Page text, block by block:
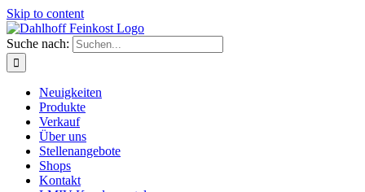
Skip to content
Suche nach:
Neuigkeiten
Produkte
Verkauf
Über uns
Stellenangebote
Shops
Kontakt